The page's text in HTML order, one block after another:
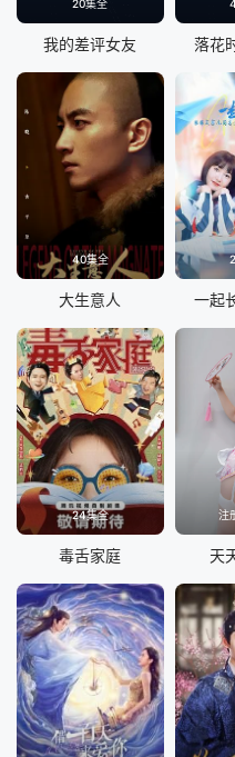
20集全
我的差评女友 落花
40集全
大生意人 一起
24集全
毒舌家庭
注
天